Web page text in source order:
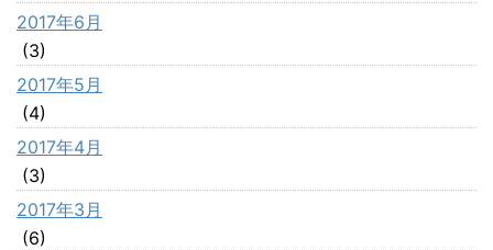
2017年6月
(3)
2017年5月
(4)
2017年4月
(3)
2017年3月
(6)